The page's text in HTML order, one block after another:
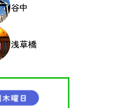
谷中
浅草橋